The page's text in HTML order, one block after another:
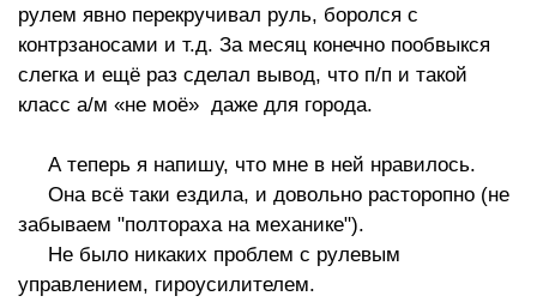
рулем явно перекручивал руль, боролся с
контрзаносами и т.д. За месяц конечно пообвыкся
слегка и ещё раз сделал вывод, что п/п и такой
класс а/м «не моё» даже для города.
А теперь я напишу, что мне в ней нравилось.
Она всё таки ездила, и довольно расторопно (не
забываем "полтораха на механике").
Не было никаких проблем с рулевым
управлением, гироусилителем.